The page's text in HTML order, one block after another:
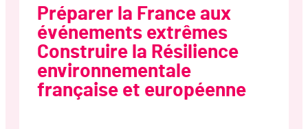
Préparer la France aux
événements extrêmes
Construire la Résilience
environnementale
française et européenne